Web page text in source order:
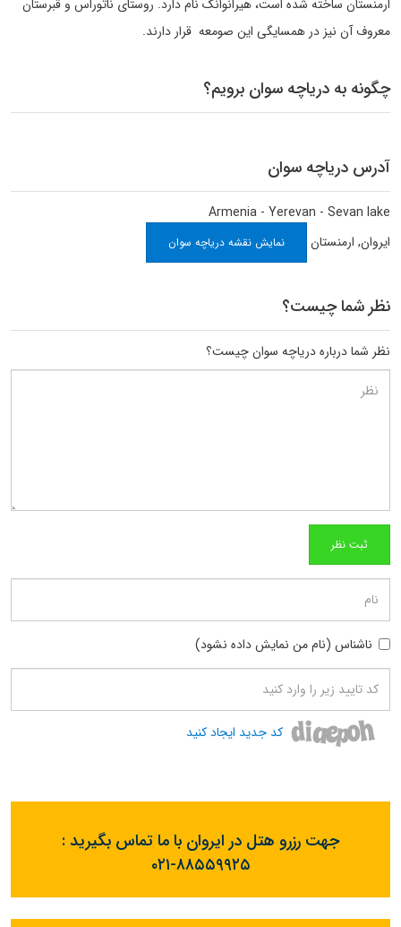
ارمنستان ساخته شده است، هیرانوانک نام دارد. روستای ناتوراس و قبرستان
معروف آن نیز در همسایگی این صومعه قرار دارند.
چگونه به دریاچه سوان برویم؟
آدرس دریاچه سوان
Armenia - Yerevan - Sevan lake
ایروان, ارمنستان نمایش نقشه دریاچه سوان
نظر شما چیست؟
نظر شما درباره دریاچه سوان چیست؟
ناشناس (نام من نمایش داده نشود)
کد جدید ایجاد کنید
جهت رزرو هتل در ایروان با ما تماس بگیرید :
۰۲۱-۸۸۵۵۹۹۲۵